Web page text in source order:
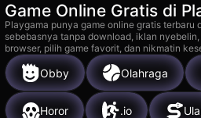
Game Online Gratis di
Playgama punya game online gratis terbaru
sebebasnya tanpa download, iklan
browser, pilih game favorit, dan nikmatin
Obby Olahraga
Horor .io